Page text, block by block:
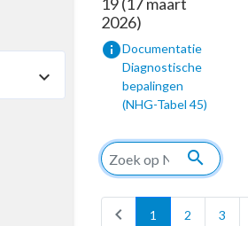
2026)
infoDocumentatie
Diagnostische
bepalingen
(NHG-Tabel 45)
search
chevron_left 1 2 3